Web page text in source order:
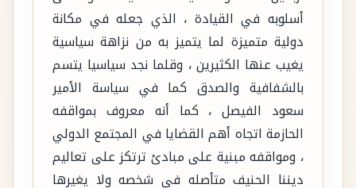
أسلوبه في القيادة ، الذي جعله في مكانة
دولية متميزة لما يتميز به من نزاهة سياسية
يغيب عنها الكثيرين ، وقلما نجد سياسيا يتسم
بالشفافية والصدق كما في سياسة الأمير
سعود الفيصل ، كما أنه معروف بمواقفه
الحازمة اتجاه أهم القضايا في المجتمع الدولي
، ومواقفه مبنية على مبادئ ترتكز على تعاليم
ديننا الحنيف متأصله في شخصه ولا يغيرها